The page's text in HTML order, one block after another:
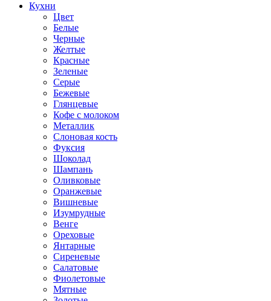
Кухни
Цвет
Белые
Черные
Желтые
Красные
Зеленые
Серые
Бежевые
Глянцевые
Кофе с молоком
Металлик
Слоновая кость
Фуксия
Шоколад
Шампань
Оливковые
Оранжевые
Вишневые
Изумрудные
Венге
Ореховые
Янтарные
Сиреневые
Салатовые
Фиолетовые
Мятные